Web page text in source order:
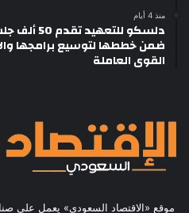
منذ 4 أيام
دلسكو
ضمن خططها لتوسيع برامجها
القوى العاملة
موقع «الاقتصاد السعودي» يعمل على